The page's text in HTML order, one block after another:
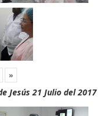
»
Jesús 21 Julio del 2017